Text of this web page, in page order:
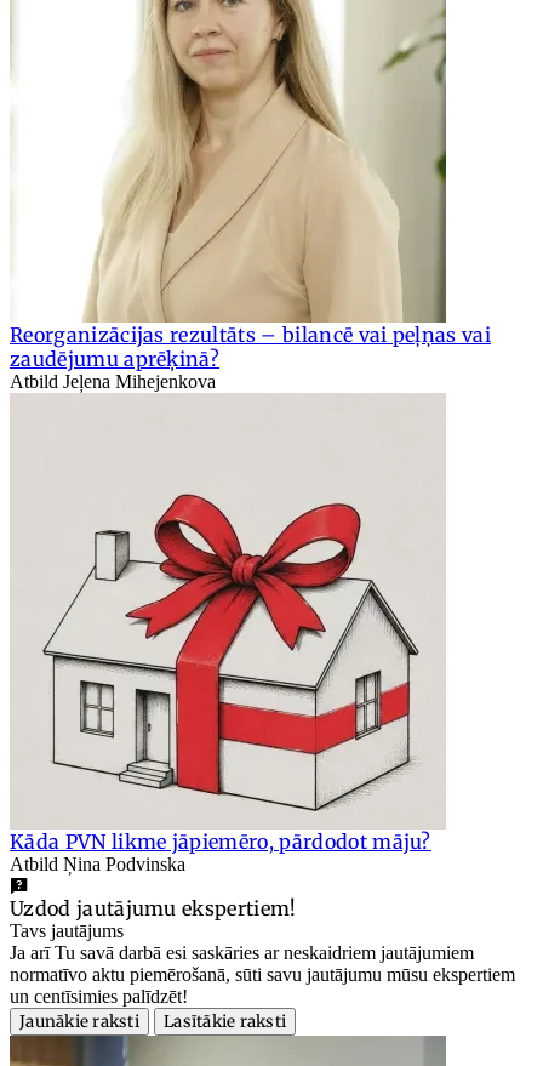
Reorganizācijas rezultāts – bilancē vai peļņas vai
zaudējumu aprēķinā?
Atbild Jeļena Mihejenkova
Kāda PVN likme jāpiemēro, pārdodot māju?
Atbild Ņina Podvinska
Uzdod jautājumu ekspertiem!
Tavs jautājums
Ja arī Tu savā darbā esi saskāries ar neskaidriem jautājumiem
normatīvo aktu piemērošanā, sūti savu jautājumu mūsu ekspertiem
un centīsimies palīdzēt!
Jaunākie raksti
Lasītākie raksti